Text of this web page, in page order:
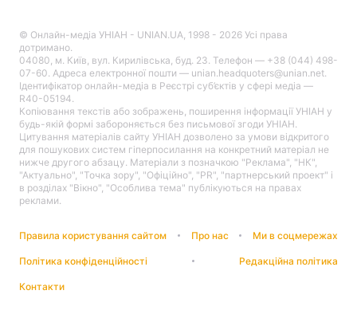
© Онлайн-медіа УНІАН - UNIAN.UA, 1998 - 2026 Усі права
дотримано.
04080, м. Київ, вул. Кирилівська, буд. 23. Телефон — +38 (044) 498-
07-60. Адреса електронної пошти — unian.headquoters@unian.net.
Ідентифікатор онлайн-медіа в Реєстрі суб’єктів у сфері медіа —
R40-05194.
Копіювання текстів або зображень, поширення інформації УНІАН у
будь-якій формі забороняється без письмової згоди УНІАН.
Цитування матеріалів сайту УНІАН дозволено за умови відкритого
для пошукових систем гіперпосилання на конкретний матеріал не
нижче другого абзацу. Матеріали з позначкою "Реклама", "НК",
"Актуально", "Точка зору", "Офіційно", "PR", "партнерський проект" і
в розділах "Вікно", "Особлива тема" публікуються на правах
реклами.
Правила користування сайтом Про нас Ми в соцмережах
Політика конфіденційності Редакційна політика
Контакти